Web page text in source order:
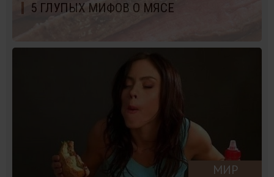
5 ГЛУПЫХ МИФОВ О МЯСЕ
МИР